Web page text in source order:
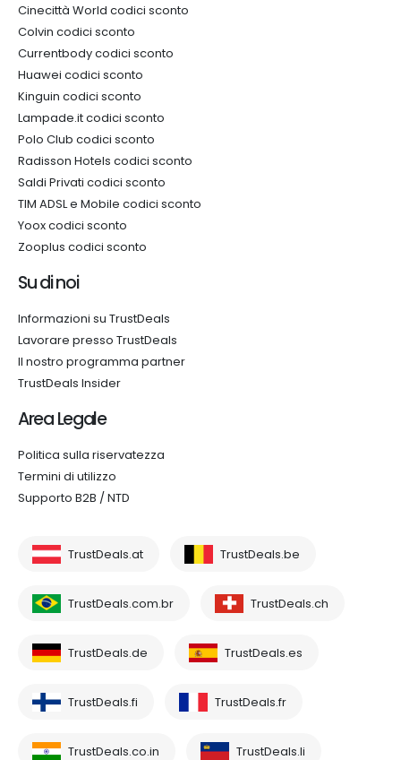
Cinecittà World codici sconto
Colvin codici sconto
Currentbody codici sconto
Huawei codici sconto
Kinguin codici sconto
Lampade.it codici sconto
Polo Club codici sconto
Radisson Hotels codici sconto
Saldi Privati codici sconto
TIM ADSL e Mobile codici sconto
Yoox codici sconto
Zooplus codici sconto
Su di noi
Informazioni su TrustDeals
Lavorare presso TrustDeals
Il nostro programma partner
TrustDeals Insider
Area Legale
Politica sulla riservatezza
Termini di utilizzo
Supporto B2B / NTD
TrustDeals.at TrustDeals.be
TrustDeals.com.br TrustDeals.ch
TrustDeals.de TrustDeals.es
TrustDeals.fi TrustDeals.fr
TrustDeals.co.in TrustDeals.li